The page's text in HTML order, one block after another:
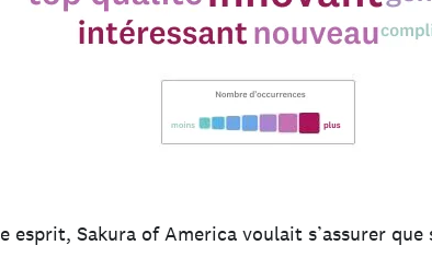
esprit, Sakura of America voulait s’assurer que